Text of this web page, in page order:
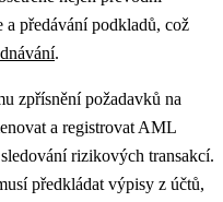
předávání podkladů, což
.
zpřísnění požadavků na
a registrovat AML
rizikových transakcí.
předkládat výpisy z účtů,